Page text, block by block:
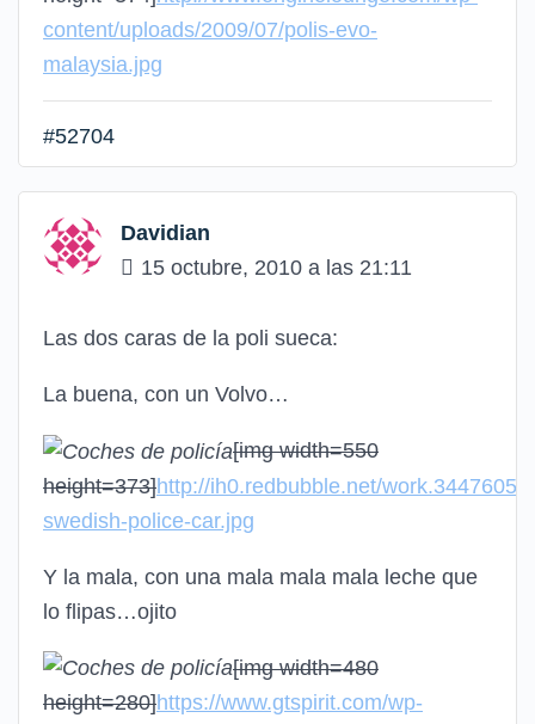
content/uploads/2009/07/polis-evo-
malaysia.jpg
#52704
Davidian
15 octubre, 2010 a las 21:11
Las dos caras de la poli sueca:
La buena, con un Volvo…
[img width=550
height=373]http://ih0.redbubble.net/
swedish-police-car.jpg
Y la mala, con una mala mala mala leche que
lo flipas…ojito
[img width=480
height=280]https://www.gtspirit.com/wp-